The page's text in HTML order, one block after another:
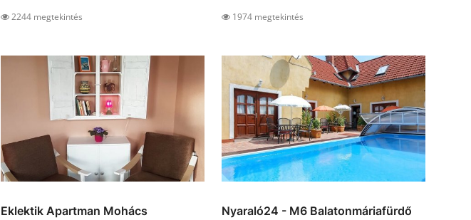
2244 megtekintés 1974 megtekintés
Eklektik Apartman Mohács Nyaraló24 - M6 Balatonmáriafürdő